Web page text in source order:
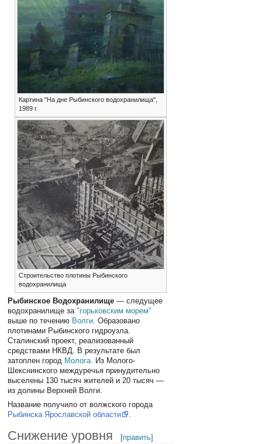
Картина "На дне Рыбинского водохранилища",
1989 г.
Строительство плотины Рыбинского
водохранилища
Рыбинское Водохранилище — следущее
водохранилище за"горьковским морем"
выше по течению Волги. Образовано
плотинами Рыбинского гидроузла.
Сталинский проект, реализованный
средствами НКВД. В результате был
затоплен город Молога. Из Молого-
Шекснинского междуречья принудительно
выселены 130 тысяч жителей и 20 тысяч —
из долины Верхней Волги.
Название получило от волжского города
Рыбинска Ярославской области
Снижение уровня [править]